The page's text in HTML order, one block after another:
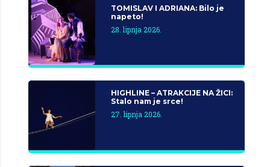
TOMISLAV I ADRIANA: Bilo je
napeto!
28. lipnja 2026.
HIGHLINE – ATRAKCIJE NA ŽICI:
Stalo nam je srce!
27. lipnja 2026.